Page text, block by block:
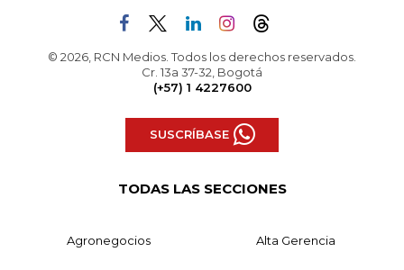
© 2026, RCN Medios. Todos los derechos reservados.
Cr. 13a 37-32, Bogotá
(+57) 1 4227600
SUSCRÍBASE
TODAS LAS SECCIONES
Agronegocios Alta Gerencia